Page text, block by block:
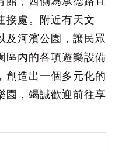
接處。附近有天文
及河濱公園，讓民眾
區內的各項遊樂設備
創造出一個多元化的
園，竭誠歡迎前往享